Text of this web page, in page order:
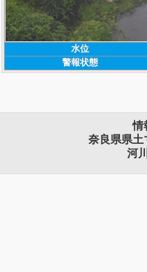
水位
警報状態
情
奈良県県土
河